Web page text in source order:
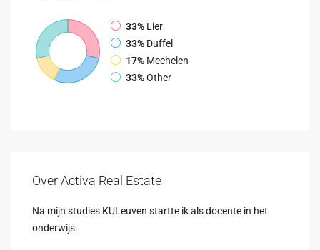
33% Lier
33% Duffel
17% Mechelen
33%Other
Over Activa Real Estate
Na mijn studies KULeuven startte ik als docente in het
onderwijs.